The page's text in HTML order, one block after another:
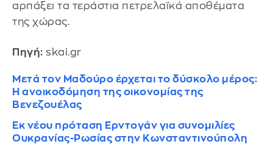
αρπάξει τα τεράστια πετρελαϊκά αποθέματα
της χώρας.
Πηγή: skai.gr
Μετά τον Μαδούρο έρχεται το δύσκολο μέρος:
Η ανοικοδόμηση της οικονομίας της
Βενεζουέλας
Εκ νέου πρόταση Ερντογάν για συνομιλίες
Ουκρανίας-Ρωσίας στην Κωνσταντινούπολη